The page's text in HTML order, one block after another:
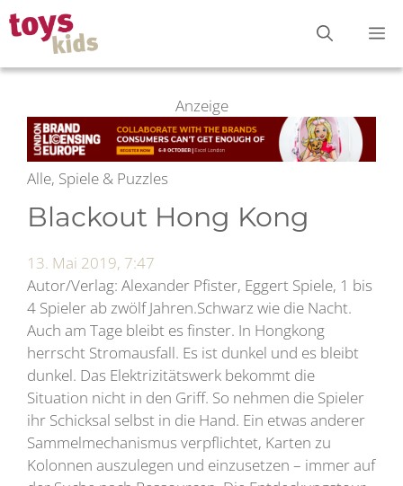
Zum
Inhalt
springen
Anzeige
Alle, Spiele & Puzzles
Blackout Hong Kong
13. Mai 2019, 7:47
Autor/Verlag: Alexander Pfister, Eggert Spiele, 1 bis
4 Spieler ab zwölf Jahren.Schwarz wie die Nacht.
Auch am Tage bleibt es finster. In Hongkong
herrscht Stromausfall. Es ist dunkel und es bleibt
dunkel. Das Elektrizitätswerk bekommt die
Situation nicht in den Griff. So nehmen die Spieler
ihr Schicksal selbst in die Hand. Ein etwas anderer
Sammelmechanismus verpflichtet, Karten zu
Kolonnen auszulegen und einzusetzen – immer auf